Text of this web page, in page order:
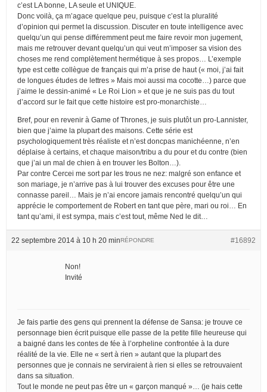
c’est LA bonne, LA seule et UNIQUE.
Donc voilà, ça m’agace quelque peu, puisque c’est la pluralité
d’opinion qui permet la discussion. Discuter en toute intelligence avec
quelqu’un qui pense différemment peut me faire revoir mon jugement,
mais me retrouver devant quelqu’un qui veut m’imposer sa vision des
choses me rend complètement hermétique à ses propos… L’exemple
type est cette collègue de français qui m’a prise de haut (« moi, j’ai fait
de longues études de lettres » Mais moi aussi ma cocotte…) parce que
j’aime le dessin-animé « Le Roi Lion » et que je ne suis pas du tout
d’accord sur le fait que cette histoire est pro-monarchiste…
Bref, pour en revenir à Game of Thrones, je suis plutôt un pro-Lannister,
bien que j’aime la plupart des maisons. Cette série est
psychologiquement très réaliste et n’est doncpas manichéenne, n’en
déplaise à certains, et chaque maison/tribu a du pour et du contre (bien
que j’ai un mal de chien à en trouver les Bolton…).
Par contre Cercei me sort par les trous ne nez: malgré son enfance et
son mariage, je n’arrive pas à lui trouver des excuses pour être une
connasse pareil… Mais je n’ai encore jamais rencontré quelqu’un qui
apprécie le comportement de Robert en tant que père, mari ou roi… En
tant qu’ami, il est sympa, mais c’est tout, même Ned le dit…
22 septembre 2014 à 10 h 20 min #16892
RÉPONDRE
Non!
Invité
Je fais partie des gens qui prennent la défense de Sansa: je trouve ce
personnage bien écrit puisque elle passe de la petite fille heureuse qui
a baigné dans les contes de fée à l’orpheline confrontée à la dure
réalité de la vie. Elle ne « sert à rien » autant que la plupart des
personnes que je connais ne serviraient à rien si elles se retrouvaient
dans sa situation.
Tout le monde ne peut pas être un « garçon manqué »… (je hais cette